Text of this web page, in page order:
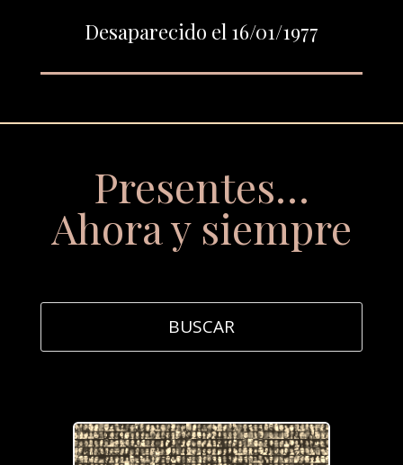
Desaparecido el 16/01/1977
Presentes…
Ahora y siempre